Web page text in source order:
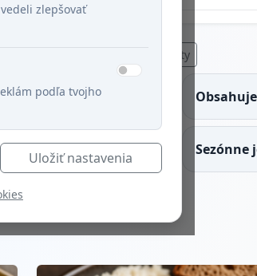
Všetky recepty
prípravy 514 Sezónne
zlepšovať
podľa tvojho
Uložiť nastavenia